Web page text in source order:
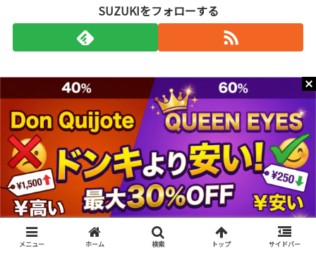
SUZUKIをフォローする
ドン・キホーテ鶴見西口店のカラコン完
全ガイド｜品揃え・営業時間・人気ブラ
ンドまとめ
ドン・キホーテ伊勢崎町店のカラコン完
全ガイド｜品揃え・営業時間・人気ブラ
ンドまとめ
メニュー ホーム 検索 トップ サイドバー